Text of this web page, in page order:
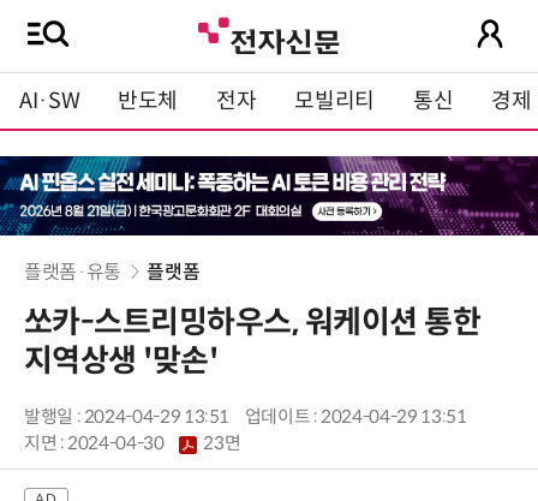
AI·SW 반도체 전자 모빌리티 통신 경제
플랫폼·유통 플랫폼
쏘카-스트리밍하우스, 워케이션 통한
지역상생 '맞손'
발행일 : 2024-04-29 13:51
업데이트 : 2024-04-29 13:51
지면 :2024-04-30 23면